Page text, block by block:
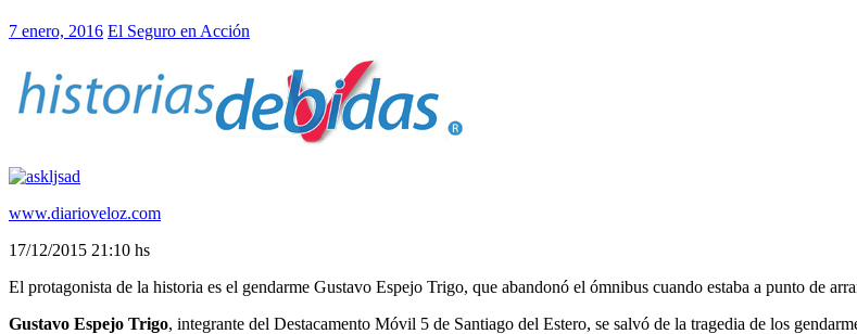
7 enero, 2016 El Seguro en Acción
www.diarioveloz.com
17/12/2015 21:10 hs
El protagonista de la historia es el gendarme Gustavo Espejo Trigo, que abandonó el ómnibus cuando estaba a punto de
Gustavo Espejo Trigo, integrante del Destacamento Móvil 5 de Santiago del Estero, se salvó de la tragedia de los